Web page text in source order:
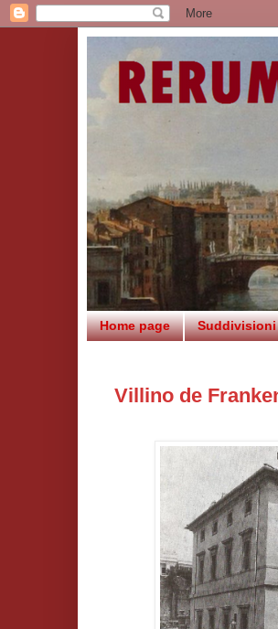
Home page Suddivisioni
Villino de